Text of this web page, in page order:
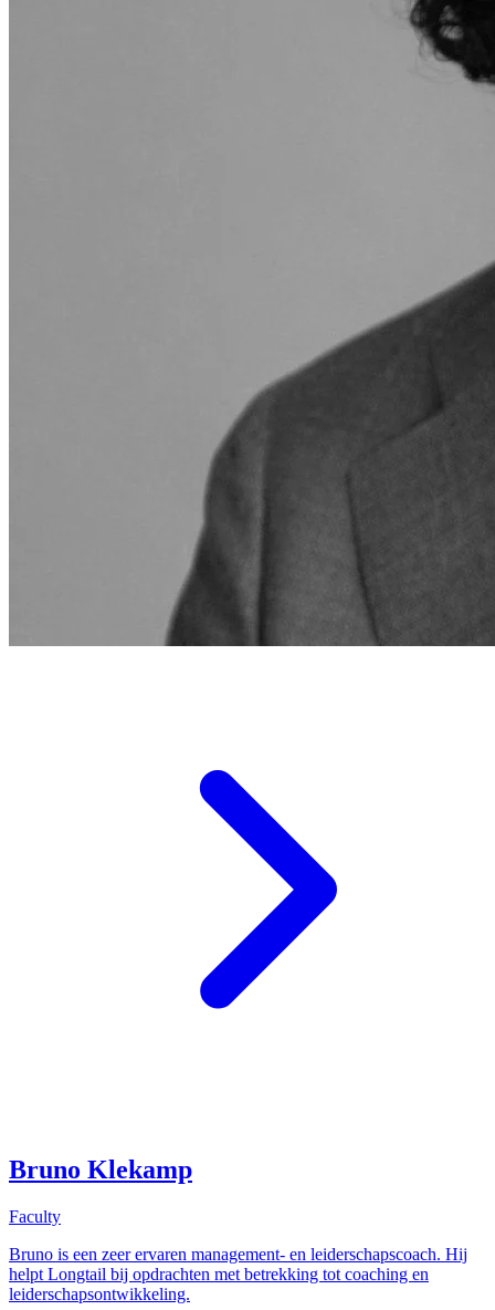
Bruno Klekamp
Faculty
Bruno is een zeer ervaren management- en leiderschapscoach. Hij
helpt Longtail bij opdrachten met betrekking tot coaching en
leiderschapsontwikkeling.